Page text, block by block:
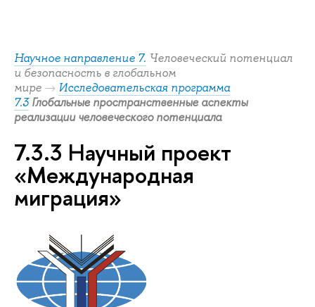
Научное направление 7. Человеческий потенциал
и безопасность в глобальном
мире → Исследовательская программа
7.3 Глобальные пространственные аспекты
реализации человеческого потенциала
7.3.3 Научный проект
«Международная
миграция»